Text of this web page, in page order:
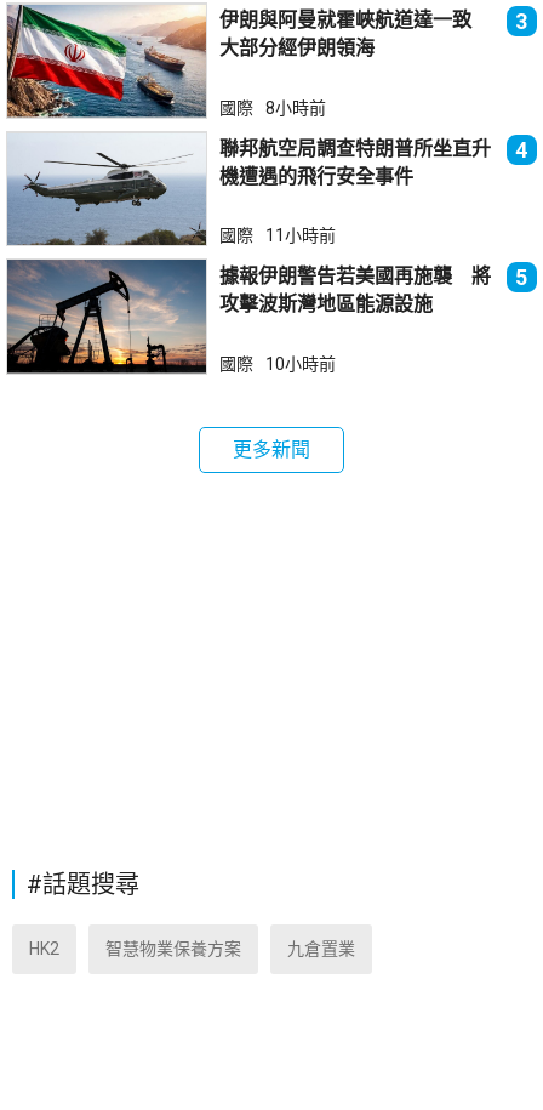
伊朗與阿曼就霍峽航道達一致
大部分經伊朗領海
3
國際 8小時前
聯邦航空局調查特朗普所坐直升
機遭遇的飛行安全事件
4
國際 11小時前
據報伊朗警告若美國再施襲 將
攻擊波斯灣地區能源設施
5
國際 10小時前
更多新聞
#話題搜尋
HK2 智慧物業保養方案 九倉置業